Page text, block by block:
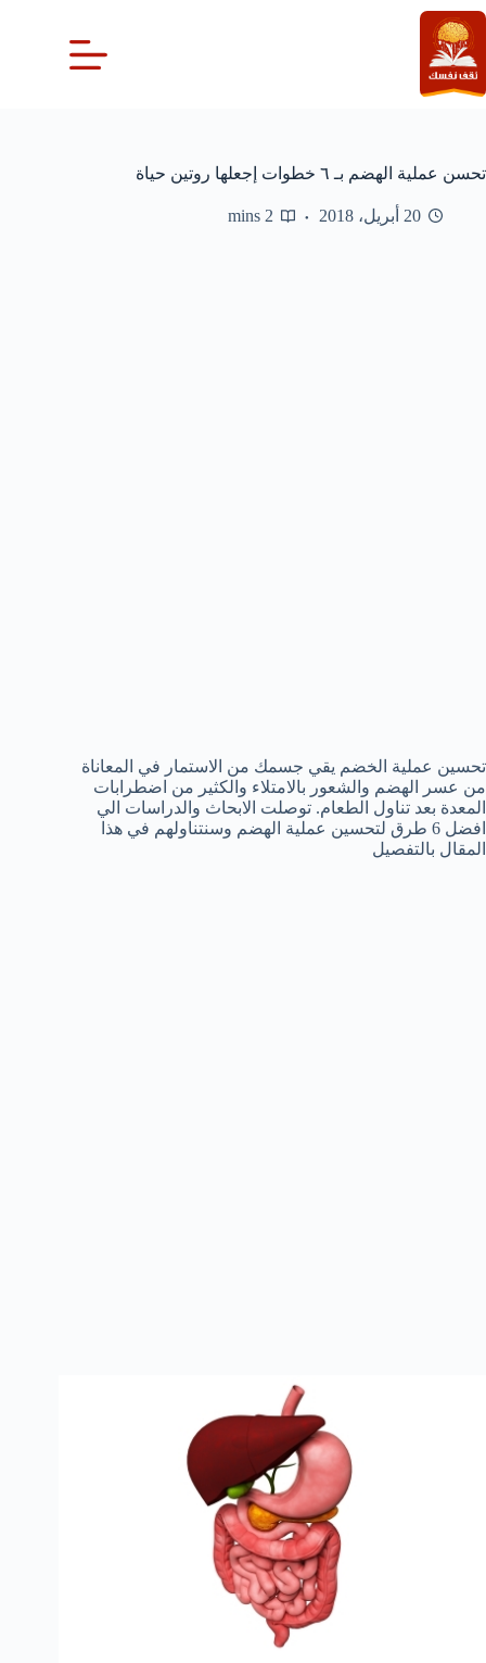
التجاوز
إلى
المحتوى
تحسن عملية الهضم بـ ٦ خطوات إجعلها روتين حياة
20 أبريل، 2018 2 mins
تحسين عملية الخضم يقي جسمك من الاستمار في المعاناة
من عسر الهضم والشعور بالامتلاء والكثير من اضطرابات
المعدة بعد تناول الطعام. توصلت الابحاث والدراسات الي
افضل 6 طرق لتحسين عملية الهضم وسنتناولهم في هذا
المقال بالتفصيل